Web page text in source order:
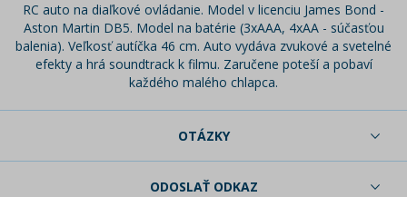
RC auto na diaľkové ovládanie. Model v licenciu James Bond -
Aston Martin DB5. Model na batérie (3xAAA, 4xAA - súčasťou
balenia). Veľkosť autíčka 46 cm. Auto vydáva zvukové a svetelné
efekty a hrá soundtrack k filmu. Zaručene poteší a pobaví
každého malého chlapca.
OTÁZKY
ODOSLAŤ ODKAZ